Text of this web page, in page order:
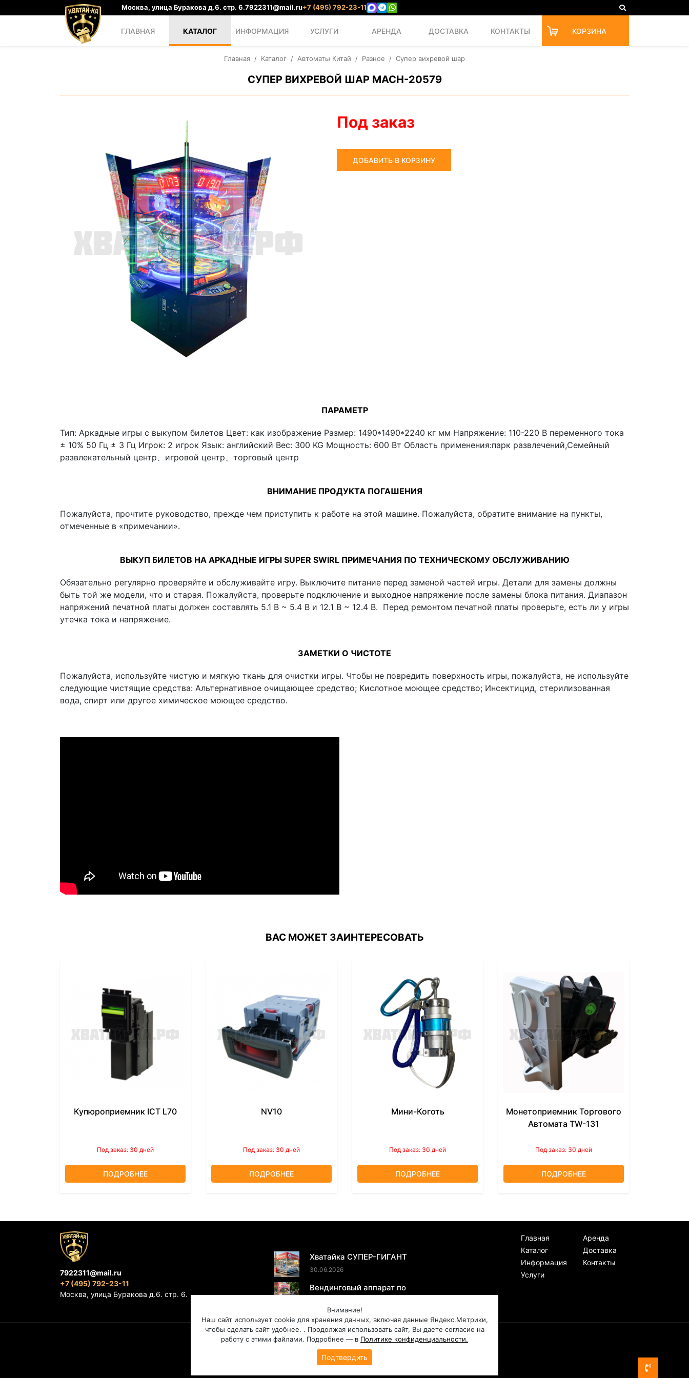
Москва, улица Буракова д.6. стр. 6.7922311@mail.ru+7 (495) 792-23-11
ГЛАВНАЯ КАТАЛОГ ИНФОРМАЦИЯ УСЛУГИ АРЕНДА ДОСТАВКА КОНТАКТЫ КОРЗИНА
Главная Каталог Автоматы Китай Разное Супер вихревой шар
СУПЕР ВИХРЕВОЙ ШАР MACH-20579
Под заказ
ДОБАВИТЬ В КОРЗИНУ
ПАРАМЕТР
Тип: Аркадные игры с выкупом билетов Цвет: как изображение Размер: 1490*1490*2240 кг мм Напряжение: 110-220 В переменного тока
± 10% 50 Гц ± 3 Гц Игрок: 2 игрок Язык: английский Вес: 300 KG Мощность: 600 Вт Область применения:парк развлечений,Семейный
развлекательный центр、игровой центр、торговый центр
ВНИМАНИЕ ПРОДУКТА ПОГАШЕНИЯ
Пожалуйста, прочтите руководство, прежде чем приступить к работе на этой машине. Пожалуйста, обратите внимание на пункты,
отмеченные в «примечании».
ВЫКУП БИЛЕТОВ НА АРКАДНЫЕ ИГРЫ SUPER SWIRL ПРИМЕЧАНИЯ ПО ТЕХНИЧЕСКОМУ ОБСЛУЖИВАНИЮ
Обязательно регулярно проверяйте и обслуживайте игру. Выключите питание перед заменой частей игры. Детали для замены должны
быть той же модели, что и старая. Пожалуйста, проверьте подключение и выходное напряжение после замены блока питания. Диапазон
напряжений печатной платы должен составлять 5.1 В ~ 5.4 В и 12.1 В ~ 12.4 В. Перед ремонтом печатной платы проверьте, есть ли у игры
утечка тока и напряжение.
ЗАМЕТКИ О ЧИСТОТЕ
Пожалуйста, используйте чистую и мягкую ткань для очистки игры. Чтобы не повредить поверхность игры, пожалуйста, не используйте
следующие чистящие средства: Альтернативное очищающее средство; Кислотное моющее средство; Инсектицид, стерилизованная
вода, спирт или другое химическое моющее средство.
ВАС МОЖЕТ ЗАИНТЕРЕСОВАТЬ
Купюроприемник ICT L70
Под заказ: 30 дней
ПОДРОБНЕЕ
NV10
Под заказ: 30 дней
ПОДРОБНЕЕ
Мини-Коготь
Под заказ: 30 дней
ПОДРОБНЕЕ
Монетоприемник Торгового
Автомата TW-131
Под заказ: 30 дней
ПОДРОБНЕЕ
7922311@mail.ru
+7 (495) 792-23-11
Москва, улица Буракова д.6. стр. 6.
Хватайка СУПЕР-ГИГАНТ
30.06.2026
Вендинговый аппарат по
20.05.2026
Главная
Каталог
Информация
Услуги
Аренда
Доставка
Контакты
Правовая информация
© 2018 - 2026 Хватай-ка
Внимание!
Наш сайт использует cookie для хранения данных, включая данные Яндекс.Метрики,
чтобы сделать сайт удобнее. . Продолжая использовать сайт, Вы даете согласие на
работу с этими файлами. Подробнее — в Политике конфиденциальности.
Подтвердить